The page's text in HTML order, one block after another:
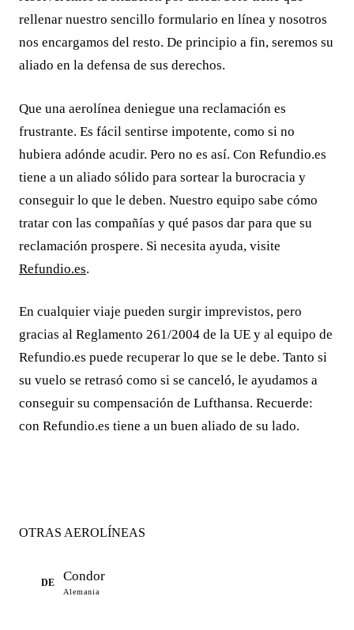
rellenar nuestro sencillo formulario en línea y nosotros
nos encargamos del resto. De principio a fin, seremos su
aliado en la defensa de sus derechos.
Que una aerolínea deniegue una reclamación es
frustrante. Es fácil sentirse impotente, como si no
hubiera adónde acudir. Pero no es así. Con Refundio.es
tiene a un aliado sólido para sortear la burocracia y
conseguir lo que le deben. Nuestro equipo sabe cómo
tratar con las compañías y qué pasos dar para que su
reclamación prospere. Si necesita ayuda, visite
Refundio.es.
En cualquier viaje pueden surgir imprevistos, pero
gracias al Reglamento 261/2004 de la UE y al equipo de
Refundio.es puede recuperar lo que se le debe. Tanto si
su vuelo se retrasó como si se canceló, le ayudamos a
conseguir su compensación de Lufthansa. Recuerde:
con Refundio.es tiene a un buen aliado de su lado.
OTRAS AEROLÍNEAS
DE Condor
Alemania